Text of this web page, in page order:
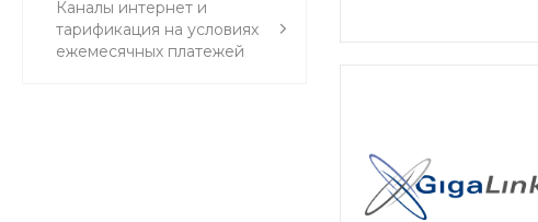
Каналы интернет и
тарификация на условиях
ежемесячных платежей